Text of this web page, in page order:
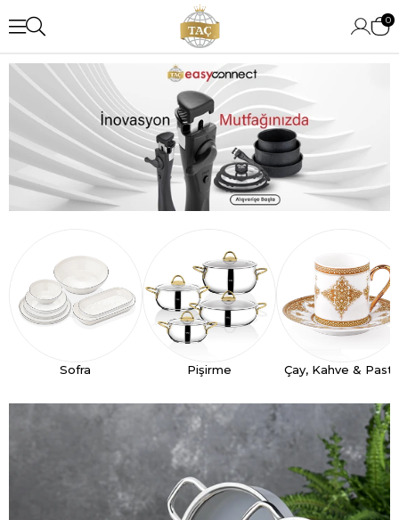
0
Sofra Pişirme Çay, Kahve &